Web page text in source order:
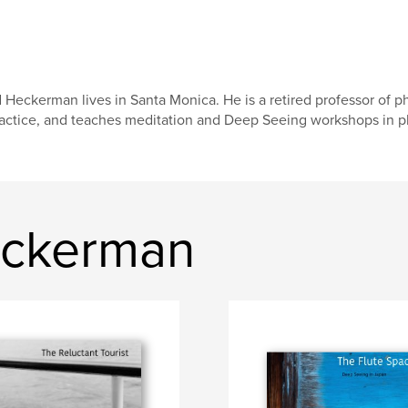
Heckerman lives in Santa Monica. He is a retired professor of
and teaches meditation and Deep Seeing workshops in